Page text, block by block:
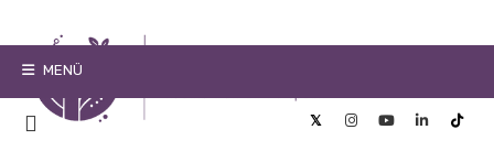
MENÜ